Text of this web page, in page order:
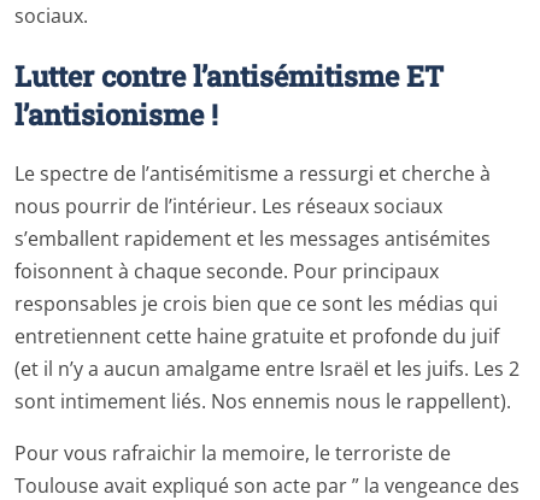
sociaux.
Lutter contre l’antisémitisme ET
l’antisionisme !
Le spectre de l’antisémitisme a ressurgi et cherche à
nous pourrir de l’intérieur. Les réseaux sociaux
s’emballent rapidement et les messages antisémites
foisonnent à chaque seconde. Pour principaux
responsables je crois bien que ce sont les médias qui
entretiennent cette haine gratuite et profonde du juif
(et il n’y a aucun amalgame entre Israël et les juifs. Les 2
sont intimement liés. Nos ennemis nous le rappellent).
Pour vous rafraichir la memoire, le terroriste de
Toulouse avait expliqué son acte par ” la vengeance des